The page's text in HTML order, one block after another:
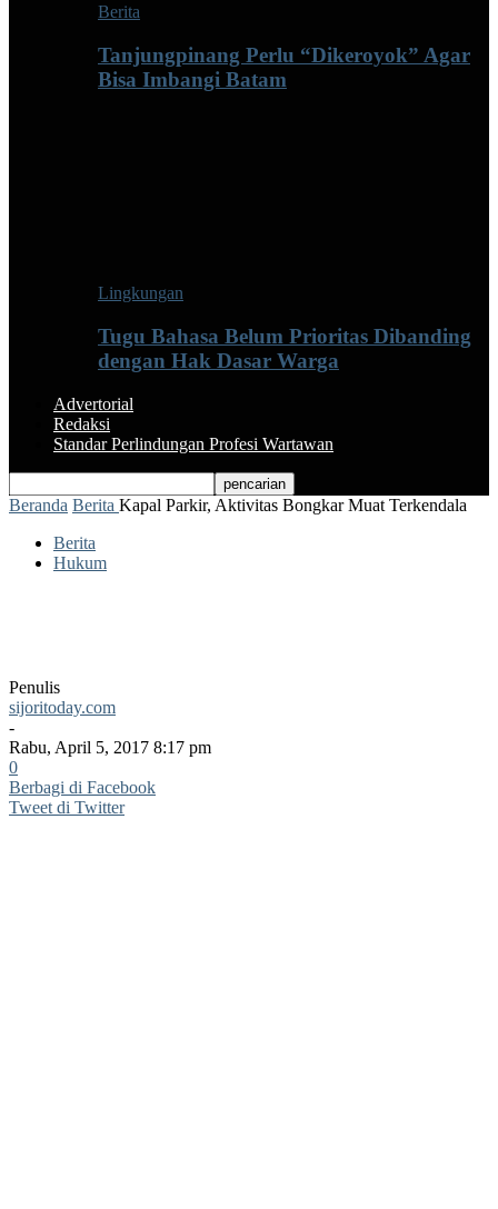
Berita
Tanjungpinang Perlu “Dikeroyok” Agar
Bisa Imbangi Batam
Lingkungan
Tugu Bahasa Belum Prioritas Dibanding
dengan Hak Dasar Warga
Advertorial
Redaksi
Standar Perlindungan Profesi Wartawan
Beranda Berita Kapal Parkir, Aktivitas Bongkar Muat Terkendala
Berita
Hukum
Penulis
sijoritoday.com
-
Rabu, April 5, 2017 8:17 pm
0
Berbagi di Facebook
Tweet di Twitter